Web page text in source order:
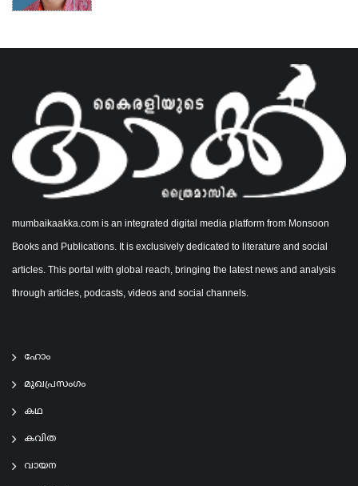
mumbaikaakka.com is an integrated digital media platform from Monsoon
Books and Publications. It is exclusively dedicated to literature and social
articles. This portal with global reach, bringing the latest news and analysis
through articles, podcasts, videos and social channels.
ഹോം
മുഖപ്രസംഗം
കഥ
കവിത
വായന